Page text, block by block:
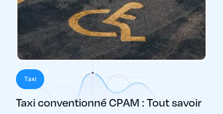
Taxi
Taxi conventionné CPAM : Tout savoir